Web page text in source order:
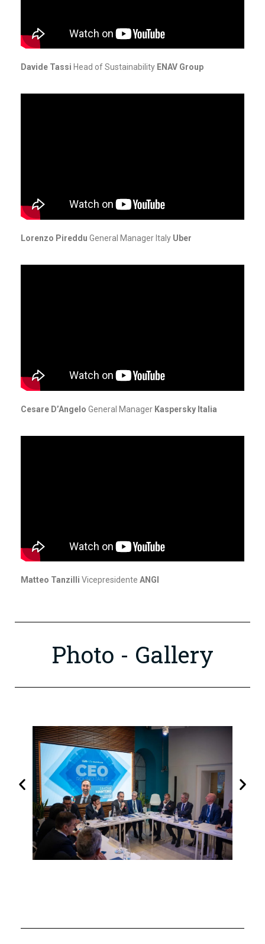
Davide Tassi Head of Sustainability ENAV Group
Lorenzo Pireddu General Manager Italy Uber
Cesare D’Angelo General Manager Kaspersky Italia
Matteo Tanzilli Vicepresidente ANGI
Photo - Gallery